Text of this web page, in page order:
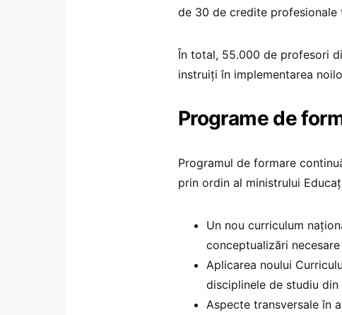
de 30 de credite profesionale
În total, 55.000 de profesori
instruiți în implementarea
Programe de
Programul de formare
prin ordin al ministrului
Un nou curriculum
conceptualizări necesare
Aplicarea noului
disciplinele de studiu
Aspecte transversale în